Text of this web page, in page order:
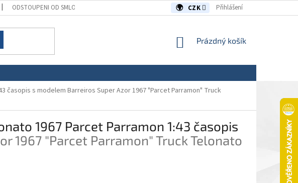
ODSTOUPENI OD SMLOUVY/REKLAMACE CZK Přihlášení
NÁKUPNÍ
Prázdný košík
časopis s modelem Barreiros Super Azor 1967 "Parcet Parramon" Truck
1967 Parcet Parramon 1:43 časopis
1967 "Parcet Parramon" Truck Telonato